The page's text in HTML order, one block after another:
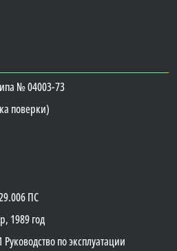
№ 04003-73
поверки)
ПС
1989 год
по эксплуатации